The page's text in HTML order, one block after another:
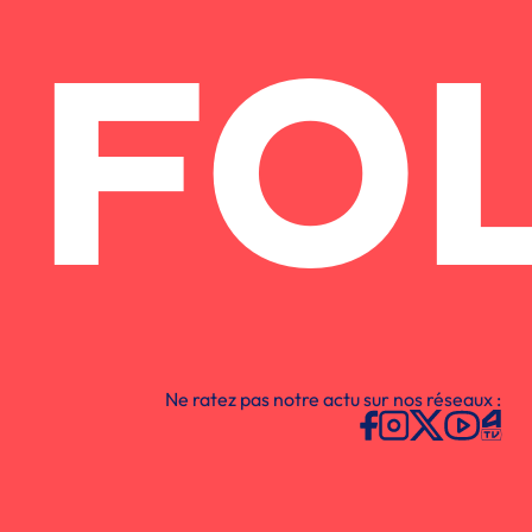
Ne ratez pas notre actu sur nos réseaux :